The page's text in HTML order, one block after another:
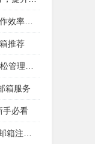
备工具
推荐
务沟通
箱服务
手必看
指南